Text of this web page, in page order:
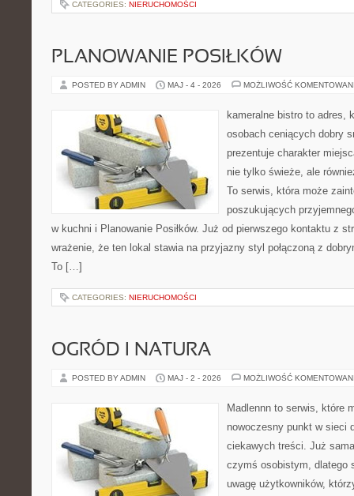
CATEGORIES: NIERUCHOMOŚCI
PLANOWANIE POSIŁKÓW
POSTED BY ADMIN MAJ - 4 - 2026 MOŻLIWOŚĆ
kameralne bistro to adres,
osobach ceniących dobry
prezentuje charakter
nie tylko świeże, ale
To serwis, która może
poszukujących
w kuchni i Planowanie Posiłków. Już od pierwszego kontaktu z
wrażenie, że ten lokal stawia na przyjazny styl połączoną z
To […]
CATEGORIES: NIERUCHOMOŚCI
OGRÓD I NATURA
POSTED BY ADMIN MAJ - 2 - 2026 MOŻLIWOŚĆ
Madlennn to serwis, które
nowoczesny punkt w sieci
ciekawych treści. Już
czymś osobistym, dlatego
uwagę użytkowników,